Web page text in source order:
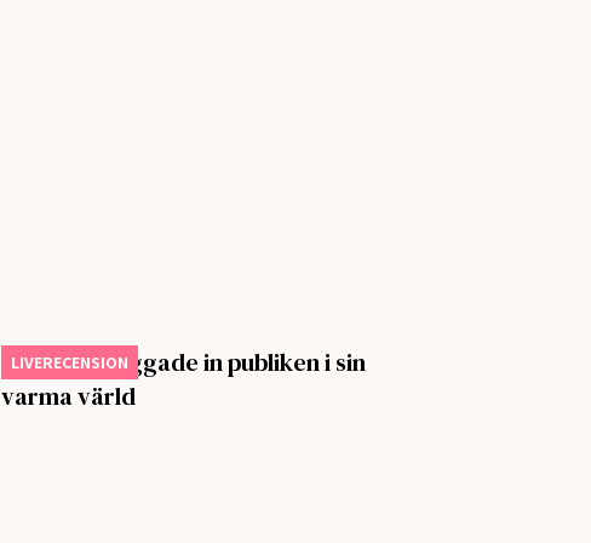
LIVERECENSION
Big Thief vaggade in publiken i sin
varma värld